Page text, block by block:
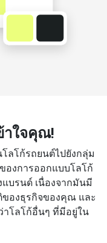
าใจคุณ!
ลโก้รถยนต์ไปยังกลุ่ม
องการออกแบบโลโก้
บรนด์ เนื่องจากมันมี
ของธุรกิจของคุณ และ
าโลโก้อื่นๆ ที่มีอยู่ใน